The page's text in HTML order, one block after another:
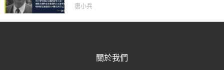
唐小兵
關於我們